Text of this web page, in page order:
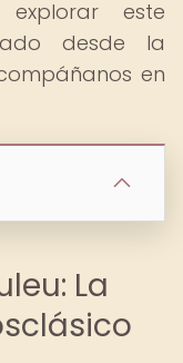
este
desde la
en
La